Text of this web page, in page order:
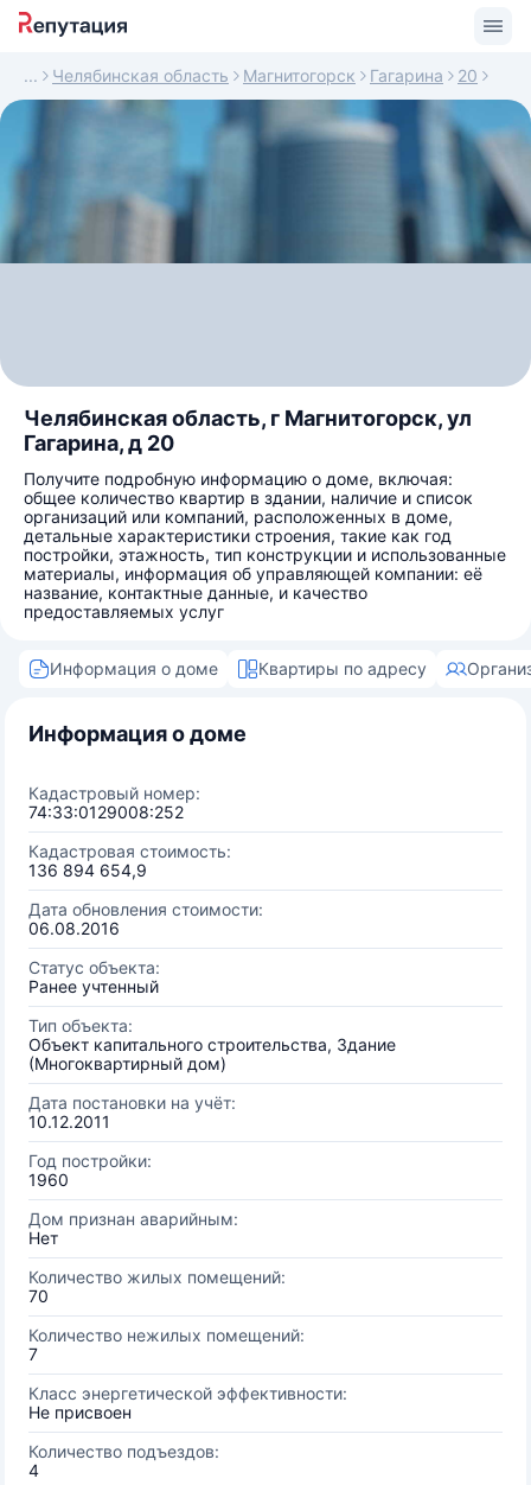
Челябинская область Магнитогорск Гагарина 20
Челябинская область, г Магнитогорск, ул
Гагарина, д 20
Получите подробную информацию о доме, включая:
общее количество квартир в здании, наличие и список
организаций или компаний, расположенных в доме,
детальные характеристики строения, такие как год
постройки, этажность, тип конструкции и использованные
материалы, информация об управляющей компании: её
название, контактные данные, и качество
предоставляемых услуг
Информация о доме Квартиры по адресу
Информация о доме
Кадастровый номер:
74:33:0129008:252
Кадастровая стоимость:
136 894 654,9
Дата обновления стоимости:
06.08.2016
Статус объекта:
Ранее учтенный
Тип объекта:
Объект капитального строительства, Здание
(Многоквартирный дом)
Дата постановки на учёт:
10.12.2011
Год постройки:
1960
Дом признан аварийным:
Нет
Количество жилых помещений:
70
Количество нежилых помещений:
7
Класс энергетической эффективности:
Не присвоен
Количество подъездов:
4